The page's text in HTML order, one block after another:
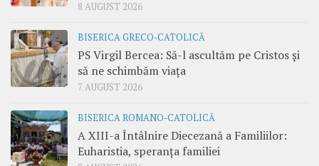
8 AUGUST 2026
BISERICA GRECO-CATOLICĂ
PS Virgil Bercea: Să-l ascultăm pe Cristos și
să ne schimbăm viața
7 AUGUST 2026
BISERICA ROMANO-CATOLICĂ
A XIII-a Întâlnire Diecezană a Familiilor:
Euharistia, speranța familiei